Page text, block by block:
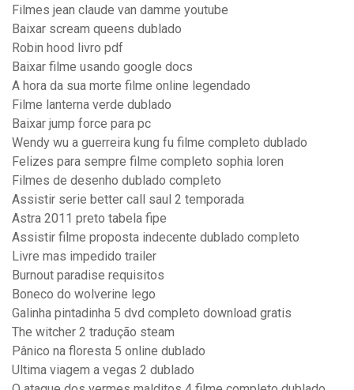
Filmes jean claude van damme youtube
Baixar scream queens dublado
Robin hood livro pdf
Baixar filme usando google docs
A hora da sua morte filme online legendado
Filme lanterna verde dublado
Baixar jump force para pc
Wendy wu a guerreira kung fu filme completo dublado
Felizes para sempre filme completo sophia loren
Filmes de desenho dublado completo
Assistir serie better call saul 2 temporada
Astra 2011 preto tabela fipe
Assistir filme proposta indecente dublado completo
Livre mas impedido trailer
Burnout paradise requisitos
Boneco do wolverine lego
Galinha pintadinha 5 dvd completo download gratis
The witcher 2 tradução steam
Pânico na floresta 5 online dublado
Ultima viagem a vegas 2 dublado